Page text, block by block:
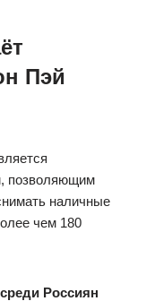
Пэй
позволяющим
наличные
чем 180
Россиян